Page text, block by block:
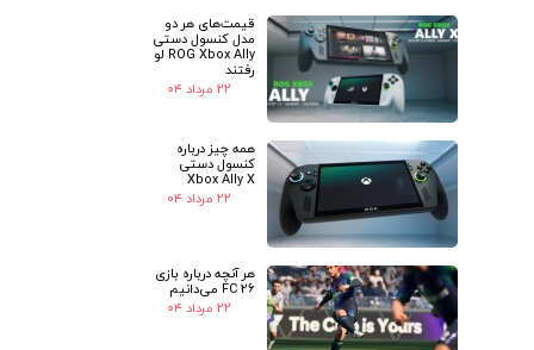
قیمت‌های هر دو
مدل کنسول دستی
ROG Xbox Ally لو
رفتند
۲۲ مرداد ۰۴
همه چیز درباره
کنسول دستی
Xbox Ally X
۲۲ مرداد ۰۴
هر آنچه درباره بازی
FC 26 می‌دانیم
۲۲ مرداد ۰۴